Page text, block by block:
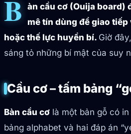
B àn cầu cơ (Ouija board)
mê tín dùng để giao
hoặc thế lực huyền bí. Giờ
sáng tỏ những bí mật của suy
Cầu cơ – tấm bảng
Bàn cầu cơ là một bản gỗ có
bảng alphabet và hai đáp án